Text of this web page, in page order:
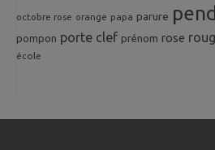
octobre rose orange papa parure
pompon porte clef prénom rose
école